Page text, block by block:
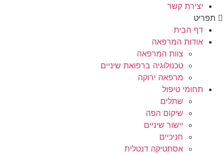
יצירת קשר
תפריט
דף הבית
אודות המרפאה
צוות המרפאה
טכנולוגיה ברפואת שיניים
מרפאה ירוקה
תחומי טיפול
שתלים
שיקום הפה
יישור שיניים
חניכיים
אסתטיקה דנטלית